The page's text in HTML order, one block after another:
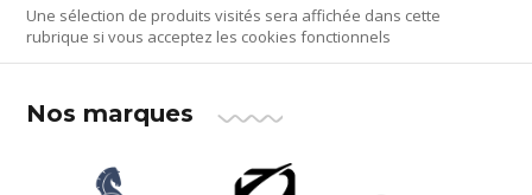
Une sélection de produits visités sera affichée dans cette
rubrique si vous acceptez les cookies fonctionnels
Nos marques